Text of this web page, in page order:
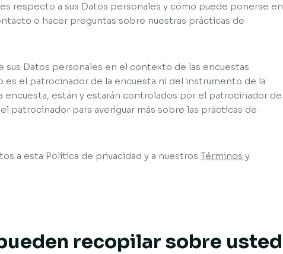
respecto a sus Datos personales y cómo puede ponerse en
o hacer preguntas sobre nuestras prácticas de
Datos personales en el contexto de las encuestas
es el patrocinador de la encuesta ni del instrumento de la
encuesta, están y estarán controlados por el patrocinador de
patrocinador para averiguar más sobre las prácticas de
a esta Política de privacidad y a nuestros Términos y
recopilar sobre usted